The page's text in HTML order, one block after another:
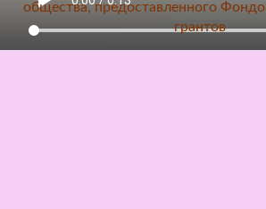
общества, предоставленного
грантов